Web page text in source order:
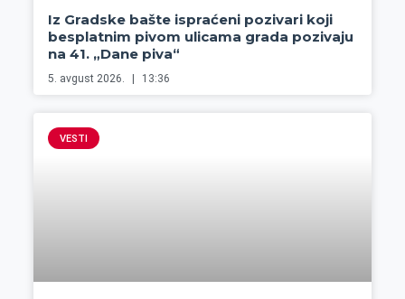
Iz Gradske bašte ispraćeni pozivari koji
besplatnim pivom ulicama grada pozivaju
na 41. „Dane piva“
5. avgust 2026. 13:36
VESTI